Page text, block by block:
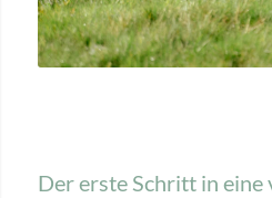
Der erste Schritt in